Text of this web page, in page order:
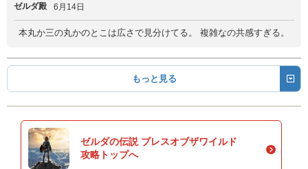
ゼルダ殿 6月14日
本丸か三の丸かのとこは広さで見分けてる。 複雑なの共感すぎる。
もっと見る
ゼルダの伝説 ブレスオブザワイルド
攻略トップへ